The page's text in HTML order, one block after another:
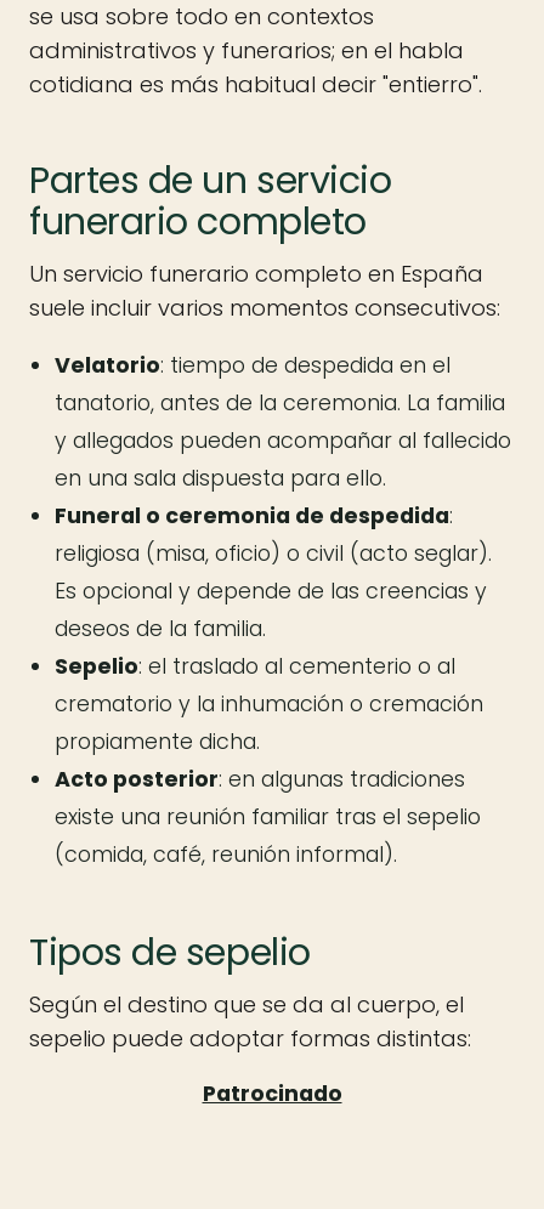
se usa sobre todo en contextos
administrativos y funerarios; en el habla
cotidiana es más habitual decir "entierro".
Partes de un servicio
funerario completo
Un servicio funerario completo en España
suele incluir varios momentos consecutivos:
Velatorio: tiempo de despedida en el
tanatorio, antes de la ceremonia. La familia
y allegados pueden acompañar al fallecido
en una sala dispuesta para ello.
Funeral o ceremonia de despedida:
religiosa (misa, oficio) o civil (acto seglar).
Es opcional y depende de las creencias y
deseos de la familia.
Sepelio: el traslado al cementerio o al
crematorio y la inhumación o cremación
propiamente dicha.
Acto posterior: en algunas tradiciones
existe una reunión familiar tras el sepelio
(comida, café, reunión informal).
Tipos de sepelio
Según el destino que se da al cuerpo, el
sepelio puede adoptar formas distintas: